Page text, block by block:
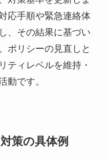
応手順や緊急連絡体
、その結果に基づい
ポリシーの見直しと
ティレベルを維持・
動です。
策の具体例